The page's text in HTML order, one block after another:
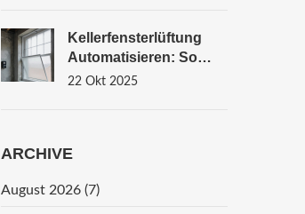
Kellerfensterlüftung
Automatisieren: So
Funktioniert Sensorik
22 Okt 2025
ARCHIVE
August 2026 (7)